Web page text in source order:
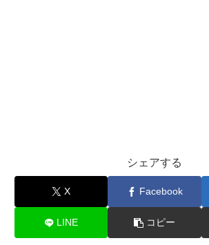
シェアする
X Facebook
LINE コピー